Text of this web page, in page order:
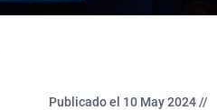
Publicado el 10 May 2024 //